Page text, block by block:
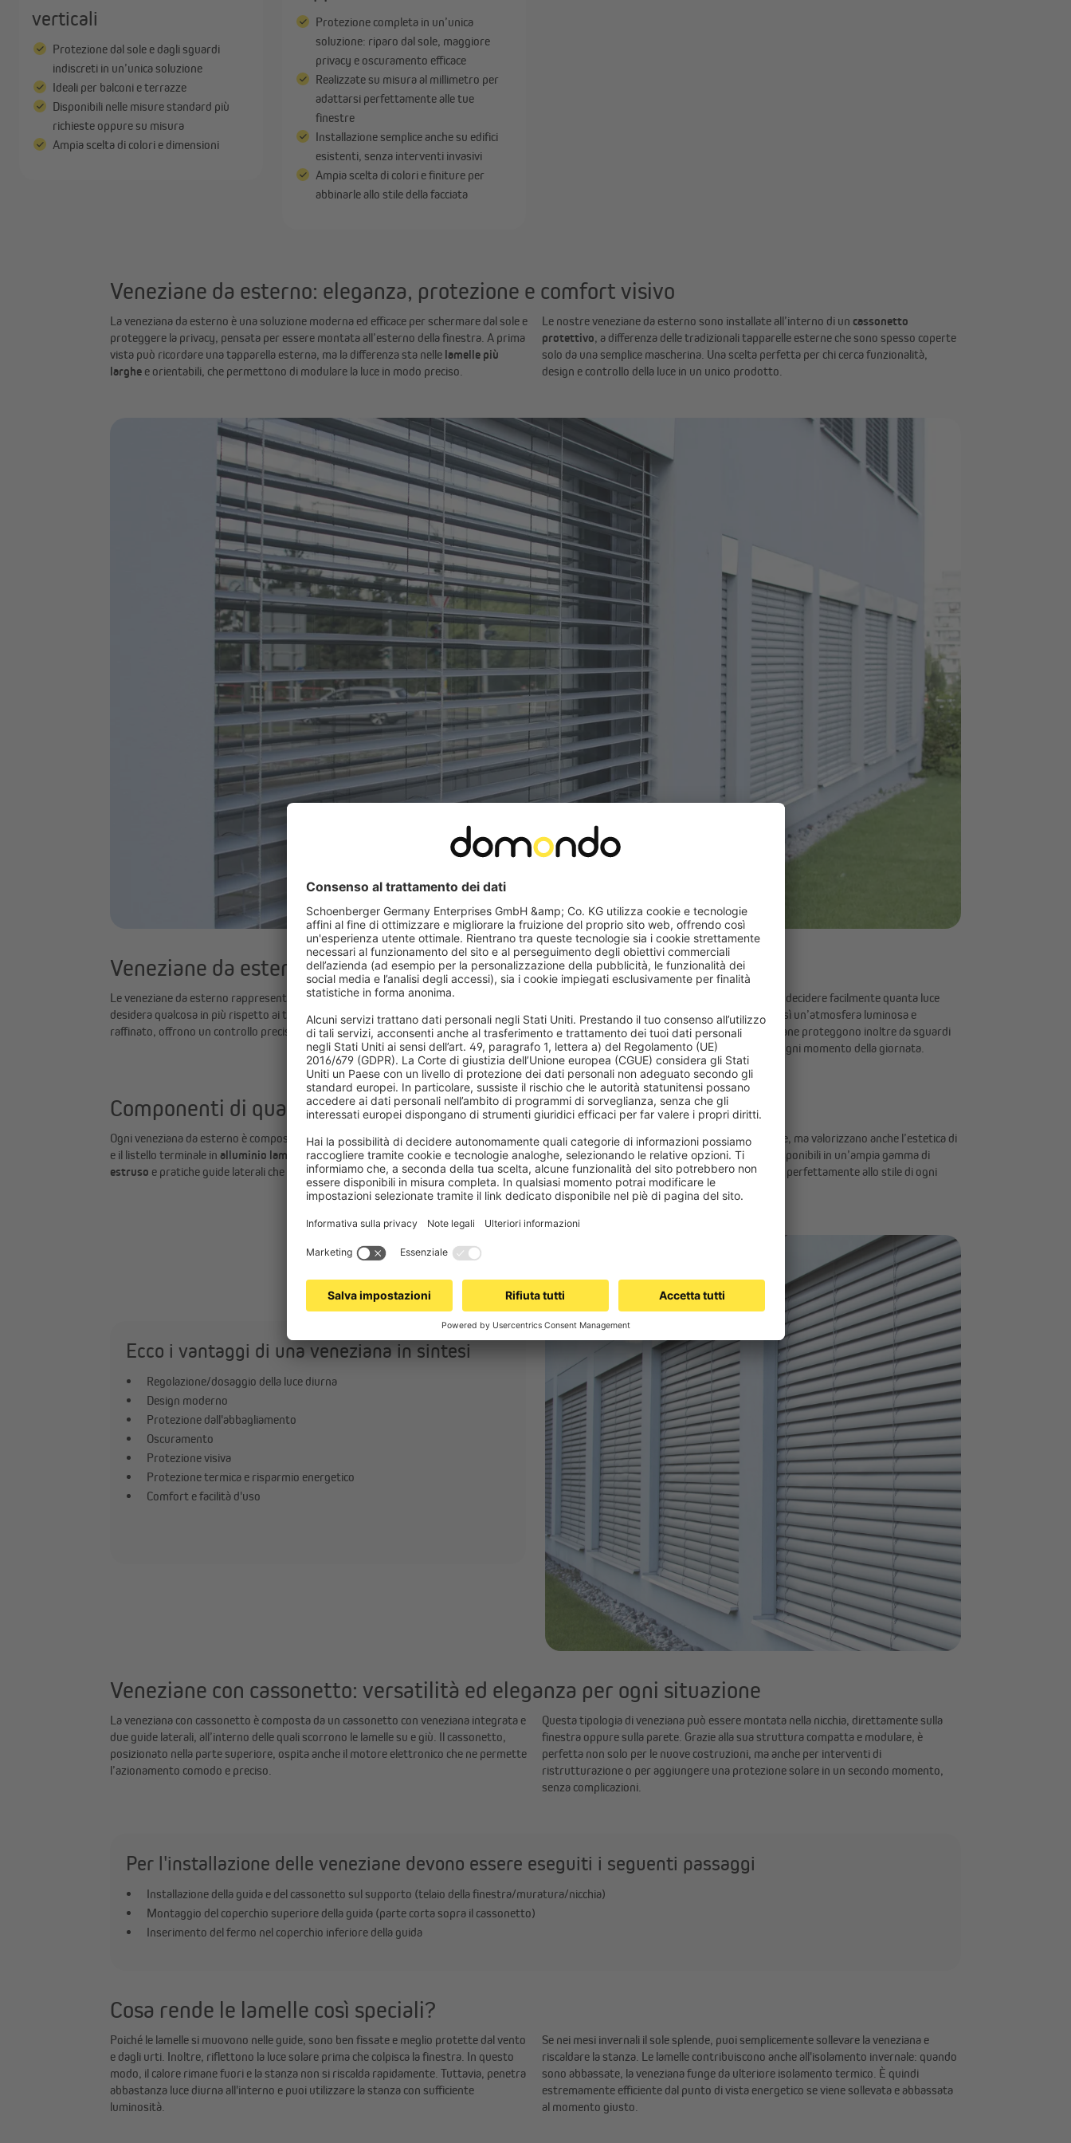
Base per ombrellone
Mostra tutto
Schermature per la privacy
Coperture per balconi
Stuoie schermanti
Strisce schermanti
Mostra tutto
verticali
Protezione dal sole e dagli sguardi
indiscreti in un’unica soluzione
Ideali per balconi e terrazze
Disponibili nelle misure standard più
richieste oppure su misura
Ampia scelta di colori e dimensioni
Protezione completa in un’unica
soluzione: riparo dal sole, maggiore
privacy e oscuramento efficace
Realizzate su misura al millimetro per
adattarsi perfettamente alle tue
finestre
Installazione semplice anche su edifici
esistenti, senza interventi invasivi
Ampia scelta di colori e finiture per
abbinarle allo stile della facciata
Veneziane da esterno: eleganza, protezione e comfort visivo
La veneziana da esterno è una soluzione moderna ed efficace per schermare dal sole e
proteggere la privacy, pensata per essere montata all’esterno della finestra. A prima
vista può ricordare una tapparella esterna, ma la differenza sta nelle lamelle più
larghe e orientabili, che permettono di modulare la luce in modo preciso.
Le nostre veneziane da esterno sono installate all’interno di un cassonetto
protettivo, a differenza delle tradizionali tapparelle esterne che sono spesso coperte
solo da una semplice mascherina. Una scelta perfetta per chi cerca funzionalità,
design e controllo della luce in un unico prodotto.
Veneziane da esterno: l’alternativa moderna alla tapparella
Le veneziane da esterno rappresentano una soluzione elegante e funzionale per chi
desidera qualcosa in più rispetto ai tradizionali sistemi di avvolgibili. Oltre al design
raffinato, offrono un controllo preciso della luce e della privacy.
Grazie all’inclinazione regolabile delle lamelle, puoi decidere facilmente quanta luce
naturale far entrare nei tuoi ambienti, creando così un’atmosfera luminosa e
confortevole, sempre su misura per te. Le veneziane proteggono inoltre da sguardi
indiscreti, garantendo comfort e riservatezza in ogni momento della giornata.
Componenti di qualità per un risultato su misura
Ogni veneziana da esterno è composta da elementi robusti e ben progettati: le lamelle
e il listello terminale in alluminio laminato, un cassonetto protettivo inalluminio
estruso e pratiche guide laterali che ne garantiscono il corretto funzionamento.
Le lamelle in alluminio non solo schermano dal sole, ma valorizzano anche l’estetica di
finestre singole o intere facciate vetrate. Sono disponibili in un’ampia gamma di
colori, dai più classici ai più moderni, per adattarsi perfettamente allo stile di ogni
edificio.
Ecco i vantaggi di una veneziana in sintesi
Regolazione/dosaggio della luce diurna
Design moderno
Protezione dall'abbagliamento
Oscuramento
Protezione visiva
Protezione termica e risparmio energetico
Comfort e facilità d'uso
Veneziane con cassonetto: versatilità ed eleganza per ogni situazione
La veneziana con cassonetto è composta da un cassonetto con veneziana integrata e
due guide laterali, all’interno delle quali scorrono le lamelle su e giù. Il cassonetto,
posizionato nella parte superiore, ospita anche il motore elettronico che ne permette
l’azionamento comodo e preciso.
Questa tipologia di veneziana può essere montata nella nicchia, direttamente sulla
finestra oppure sulla parete. Grazie alla sua struttura compatta e modulare, è
perfetta non solo per le nuove costruzioni, ma anche per interventi di
ristrutturazione o per aggiungere una protezione solare in un secondo momento,
senza complicazioni.
Per l'installazione delle veneziane devono essere eseguiti i seguenti passaggi
Installazione della guida e del cassonetto sul supporto (telaio della finestra/muratura/nicchia)
Montaggio del coperchio superiore della guida (parte corta sopra il cassonetto)
Inserimento del fermo nel coperchio inferiore della guida
Cosa rende le lamelle così speciali?
Poiché le lamelle si muovono nelle guide, sono ben fissate e meglio protette dal vento
e dagli urti. Inoltre, riflettono la luce solare prima che colpisca la finestra. In questo
modo, il calore rimane fuori e la stanza non si riscalda rapidamente. Tuttavia, penetra
abbastanza luce diurna all'interno e puoi utilizzare la stanza con sufficiente
luminosità.
Se nei mesi invernali il sole splende, puoi semplicemente sollevare la veneziana e
riscaldare la stanza. Le lamelle contribuiscono anche all'isolamento invernale: quando
sono abbassate, la veneziana funge da ulteriore isolamento termico. È quindi
estremamente efficiente dal punto di vista energetico se viene sollevata e abbassata
al momento giusto.